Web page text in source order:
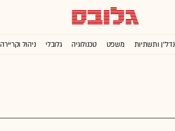
נדל''ן ותשתיות משפט טכנולוגיה גלובלי ניהול וקריירה